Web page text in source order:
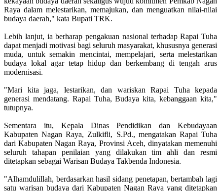
Raya dalam melestarikan, memajukan, dan menguatkan nilai-nilai
budaya daerah," kata Bupati TRK.
Lebih lanjut, ia berharap pengakuan nasional terhadap Rapai Tuha
dapat menjadi motivasi bagi seluruh masyarakat, khususnya generasi
muda, untuk semakin mencintai, mempelajari, serta melestarikan
budaya lokal agar tetap hidup dan berkembang di tengah arus
modernisasi.
"Mari kita jaga, lestarikan, dan wariskan Rapai Tuha kepada
generasi mendatang. Rapai Tuha, Budaya kita, kebanggaan kita,"
tutupnya.
Sementara itu, Kepala Dinas Pendidikan dan Kebudayaan
Kabupaten Nagan Raya, Zulkifli, S.Pd., mengatakan Rapai Tuha
dari Kabupaten Nagan Raya, Provinsi Aceh, dinyatakan memenuhi
seluruh tahapan penilaian yang dilakukan tim ahli dan resmi
ditetapkan sebagai Warisan Budaya Takbenda Indonesia.
"Alhamdulillah, berdasarkan hasil sidang penetapan, bertambah lagi
satu warisan budaya dari Kabupaten Nagan Raya yang ditetapkan